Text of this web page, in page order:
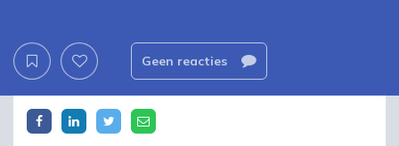
Geen reacties